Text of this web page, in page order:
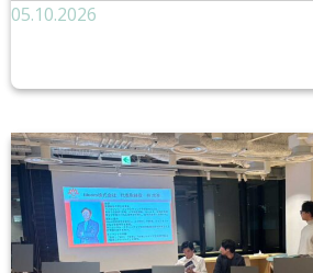
05.10.2026